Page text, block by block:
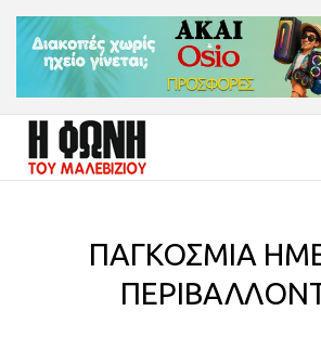
ΠΑΓΚΟΣΜΙΑ